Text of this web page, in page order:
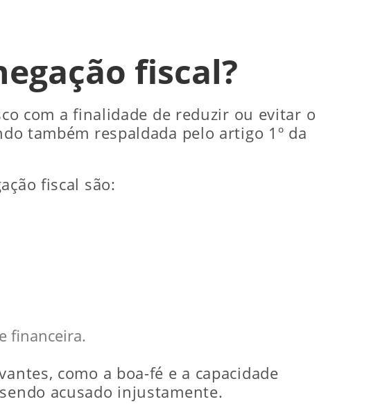
fiscal?
com a finalidade de reduzir ou evitar o
também respaldada pelo artigo 1º da
fiscal são:
financeira.
como a boa-fé e a capacidade
acusado injustamente.